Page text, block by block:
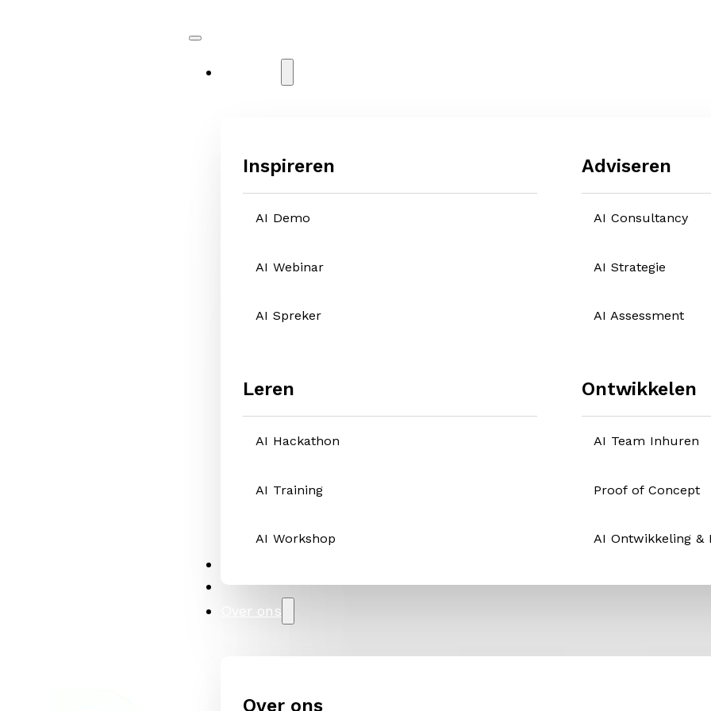
Inspireren
AI Demo
AI Webinar
AI Spreker
Leren
AI Hackathon
AI Training
AI Workshop
Adviseren
AI Consultancy
AI Strategie
AI Assessment
Ontwikkelen
AI Team Inhuren
Proof of Concept
AI Ontwikkeling &
Cases
Over ons
Over ons